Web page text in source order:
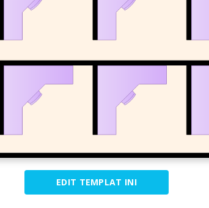
EDIT TEMPLAT INI